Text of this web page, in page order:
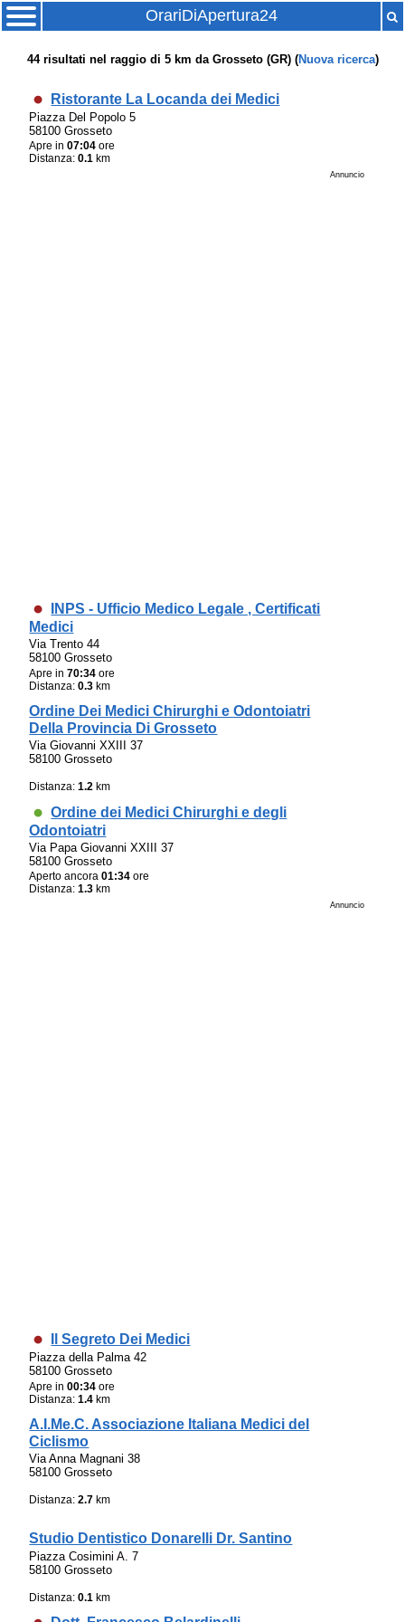
OrariDiApertura24
44risultati nel raggio di 5 km da Grosseto (GR) (Nuova ricerca)
Ristorante La Locanda dei Medici
Piazza Del Popolo 5
58100 Grosseto
Apre in07:04 ore
Distanza:0.1 km
Annuncio
INPS - Ufficio Medico Legale , Certificati
Medici
Via Trento 44
58100 Grosseto
Apre in70:34 ore
Distanza:0.3 km
Ordine Dei Medici Chirurghi e Odontoiatri
Della Provincia Di Grosseto
Via Giovanni XXIII 37
58100 Grosseto
Distanza:1.2 km
Ordine dei Medici Chirurghi e degli
Odontoiatri
Via Papa Giovanni XXIII 37
58100 Grosseto
Aperto ancora01:34 ore
Distanza:1.3 km
Annuncio
Il Segreto Dei Medici
Piazza della Palma 42
58100 Grosseto
Apre in00:34 ore
Distanza:1.4 km
A.I.Me.C. Associazione Italiana Medici del
Ciclismo
Via Anna Magnani 38
58100 Grosseto
Distanza:2.7 km
Studio Dentistico Donarelli Dr. Santino
Piazza Cosimini A. 7
58100 Grosseto
Distanza:0.1 km